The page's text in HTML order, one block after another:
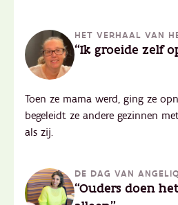
HET VERHAAL VAN
“Ik groeide zelf
Toen ze mama werd, ging ze
begeleidt ze andere gezinnen
als zij.
DE DAG VAN
“Ouders doen